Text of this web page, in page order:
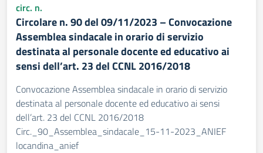
circ. n.
Circolare n. 90 del 09/11/2023 – Convocazione
Assemblea sindacale in orario di servizio
destinata al personale docente ed educativo ai
sensi dell’art. 23 del CCNL 2016/2018
Convocazione Assemblea sindacale in orario di servizio
destinata al personale docente ed educativo ai sensi
dell’art. 23 del CCNL 2016/2018
Circ._90_Assemblea_sindacale_15-11-2023_ANIEF
locandina_anief